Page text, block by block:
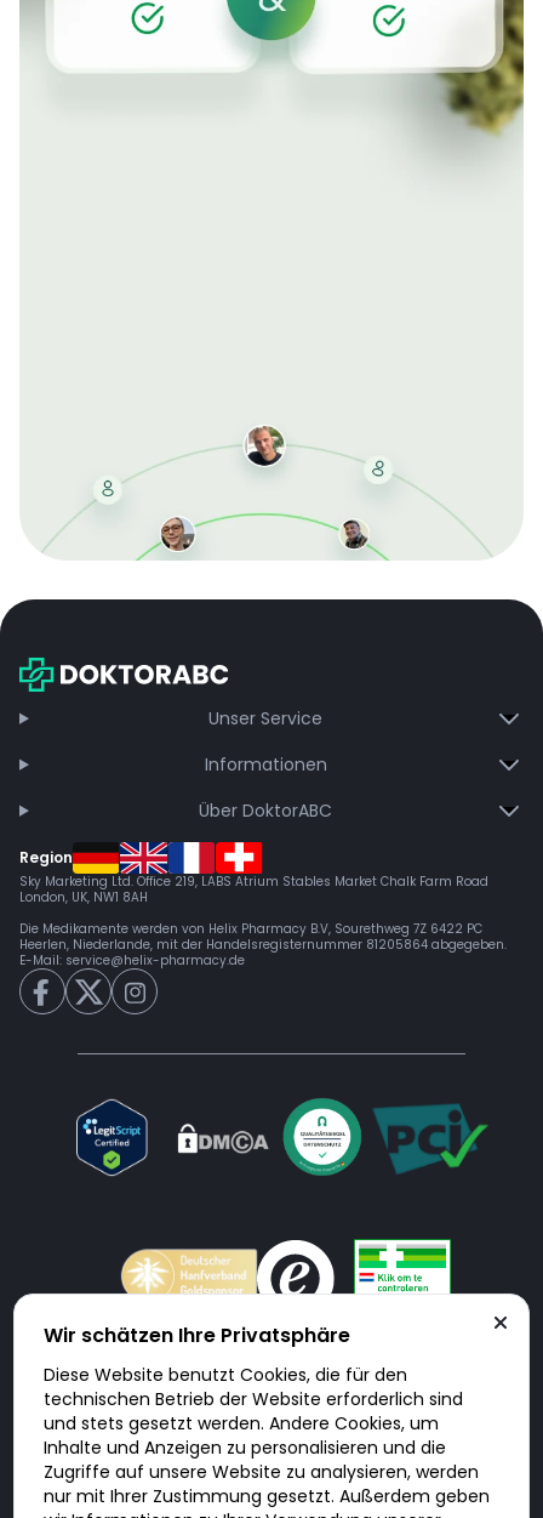
bei jeder Bestellung, erhalten schnelle Lieferung und
Unser Service
Informationen
Über DoktorABC
Region
Sky Marketing Ltd. Office 219, LABS Atrium Stables Market Chalk Farm Road
London, UK, NW1 8AH
Die Medikamente werden von Helix Pharmacy B.V, Sourethweg 7Z 6422 PC
Heerlen, Niederlande, mit der Handelsregisternummer 81205864 abgegeben.
E-Mail: service@helix-pharmacy.de
Doktorabc.com ist eine Vermittlungsplattform. Doktorabc ist ausdrücklich
keine Internetapotheke. Doktorabc bietet keine Medikamente oder
sonstige Produkte an oder liefert diese. Jegliche Informationen zu
Produkten, Medikamenten und Preisen auf der Internetseite beinhalten
kein Angebot von Doktorabc an Sie. Für die Einhaltung der in Ihrem Land
geltenden Gesetze und sonstigen Rechtsvorschriften sind Sie als Nutzer
selbst verantwortlich. Die Nutzung unseres Services auf Doktorabc durch
Sie erfolgt auf eigenes Risiko und in eigener Verantwortung. Sie erklären,
diese Internetseite aus eigener Initiative zu besuchen und zu nutzen.
Wir schätzen Ihre Privatsphäre
Diese Website benutzt Cookies, die für den
technischen Betrieb der Website erforderlich sind
und stets gesetzt werden. Andere Cookies, um
Inhalte und Anzeigen zu personalisieren und die
Zugriffe auf unsere Website zu analysieren, werden
nur mit Ihrer Zustimmung gesetzt. Außerdem geben